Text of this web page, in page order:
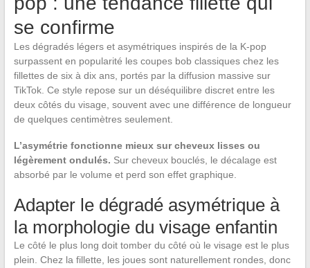
se confirme
Les dégradés légers et asymétriques inspirés de la K-pop
surpassent en popularité les coupes bob classiques chez les
fillettes de six à dix ans, portés par la diffusion massive sur
TikTok. Ce style repose sur un déséquilibre discret entre les
deux côtés du visage, souvent avec une différence de longueur
de quelques centimètres seulement.
L’asymétrie fonctionne mieux sur cheveux lisses ou
légèrement ondulés. Sur cheveux bouclés, le décalage est
absorbé par le volume et perd son effet graphique.
Adapter le dégradé asymétrique à
la morphologie du visage enfantin
Le côté le plus long doit tomber du côté où le visage est le plus
plein. Chez la fillette, les joues sont naturellement rondes, donc